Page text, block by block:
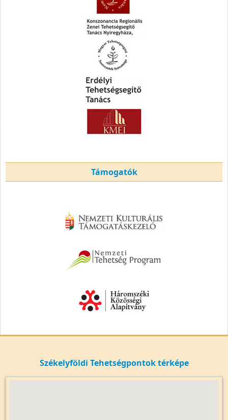
Támogatók
Székelyföldi Tehetségpontok térképe